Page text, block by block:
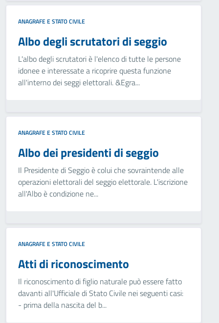
ANAGRAFE E STATO CIVILE
Albo degli scrutatori di seggio
L'albo degli scrutatori è l'elenco di tutte le persone
idonee e interessate a ricoprire questa funzione
all'interno dei seggi elettorali. &Egra...
ANAGRAFE E STATO CIVILE
Albo dei presidenti di seggio
Il Presidente di Seggio è colui che sovraintende alle
operazioni elettorali del seggio elettorale. L'iscrizione
all'Albo è condizione ne...
ANAGRAFE E STATO CIVILE
Atti di riconoscimento
Il riconoscimento di figlio naturale può essere fatto
davanti all'Ufficiale di Stato Civile nei seguenti casi:
- prima della nascita del b...